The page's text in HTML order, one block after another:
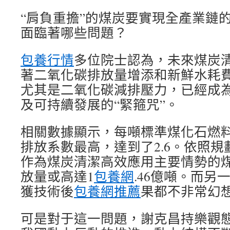
“肩負重擔”的煤炭要實現全產業鏈
面臨著哪些問題？
包養行情多位院士認為，未來煤炭
著二氧化碳排放量增添和新鮮水耗
尤其是二氧化碳減排壓力，已經成
及可持續發展的“緊箍咒”。
相關數據顯示，每噸標準煤化石燃
排放系數最高，達到了2.6。依照規
作為煤炭清潔高效應用主要情勢的
放量或高達1包養網.46億噸。而另
獲技術後包養網推薦果都不非常幻
可是對于這一問題，謝克昌持樂觀